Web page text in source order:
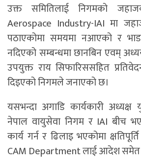
उक्त समितिलाई निगमको
Aerospace Industry-IAI मा
पठाएकोमा समयमा नआएको र
नदिएको सम्बन्धमा छानबिन एवम्
उपयुक्त राय सिफारिससहित
दिइएको निगमले जनाएको छ।
यसभन्दा अगाडि कार्यकारी अध्यक्ष
नेपाल वायुसेवा निगम र IAI बीच
कार्य गर्न र ढिलाइ भएकोमा
CAM Department लाई आदेश समेत